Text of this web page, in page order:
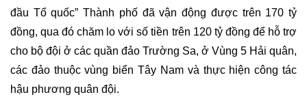
đầu Tổ quốc” Thành phố đã vận động được trên 170 tỷ
đồng, qua đó chăm lo với số tiền trên 120 tỷ đồng để hỗ trợ
cho bộ đội ở các quần đảo Trường Sa, ở Vùng 5 Hải quân,
các đảo thuộc vùng biển Tây Nam và thực hiện công tác
hậu phương quân đội.